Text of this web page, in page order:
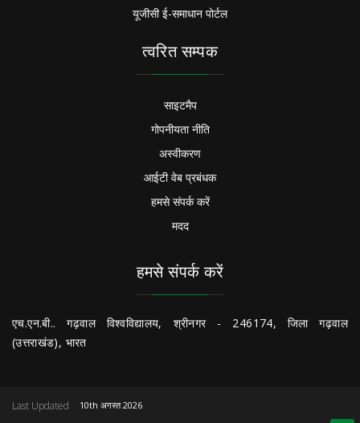
यूजीसी ई-समाधान पोर्टल
त्वरित सम्पक
साइटमैप
गोपनीयता नीति
अस्वीकरण
आईटी वेब प्रबंधक
हमसे संपर्क करें
मदद
हमसे संपर्क करें
एच.एन.बी.. गढ़वाल विश्वविद्यालय, श्रीनगर - 246174, जिला गढ़वाल
(उत्तराखंड), भारत
Last Updated
10th अगस्त 2026